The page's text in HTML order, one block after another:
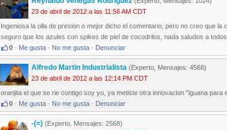
23 de abril de 2012 a las 11:56 AM CDT
Ingeniosa la olla de presion o mejor dicho el comentario, pero no creo que
seguro que los azules con spikes de piel de cocodrilos, nada saludos a
0 · Me gusta · No me gusta · Denunciar
Alfredo Martin Industrialista (Experto, Mensajes: 4568)
23 de abril de 2012 a las 12:14 PM CDT
oranjita el que se rie contigo soy yo, ya metiste otra innovacion "iguana para
0 · Me gusta · No me gusta · Denunciar
-(=) (Experto, Mensajes: 2568)